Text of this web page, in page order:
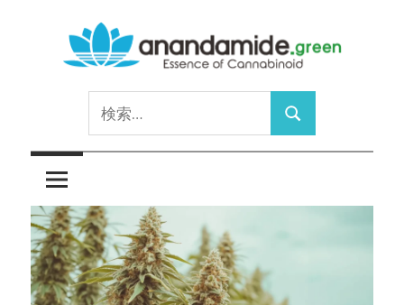
ッ
プ
anandamide.green
Cannabinoid
索:
検
索